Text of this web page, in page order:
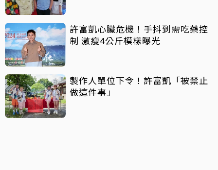
許富凱心臟危機！手抖到需吃藥控
制 激瘦4公斤模樣曝光
製作人單位下令！許富凱「被禁止
做這件事」